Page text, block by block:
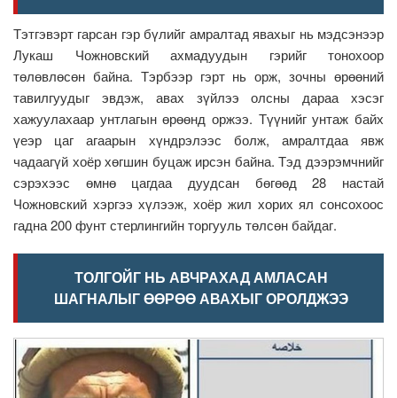
Тэтгэвэрт гарсан гэр бүлийг амралтад явахыг нь мэдсэнээр
Лукаш Чожновский ахмадуудын гэрийг тонохоор
төлөвлөсөн байна. Тэрбээр гэрт нь орж, зочны өрөөний
тавилгуудыг эвдэж, авах зүйлээ олсны дараа хэсэг
хажуулахаар унтлагын өрөөнд оржээ. Түүнийг унтаж байх
үеэр цаг агаарын хүндрэлээс болж, амралтдаа явж
чадаагүй хоёр хөгшин буцаж ирсэн байна. Тэд дээрэмчнийг
сэрэхээс өмнө цагдаа дуудсан бөгөөд 28 настай
Чожновский хэргээ хүлээж, хоёр жил хорих ял сонсохоос
гадна 200 фунт стерлингийн торгууль төлсөн байдаг.
ТОЛГОЙГ НЬ АВЧРАХАД АМЛАСАН
ШАГНАЛЫГ ӨӨРӨӨ АВАХЫГ ОРОЛДЖЭЭ